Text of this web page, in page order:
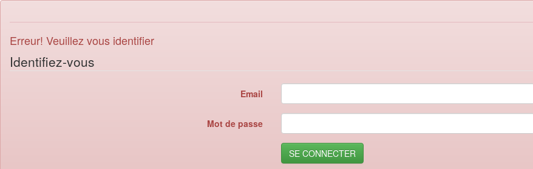
Erreur! Veuillez vous identifier
Identifiez-vous
Email
Mot de passe
SE CONNECTER